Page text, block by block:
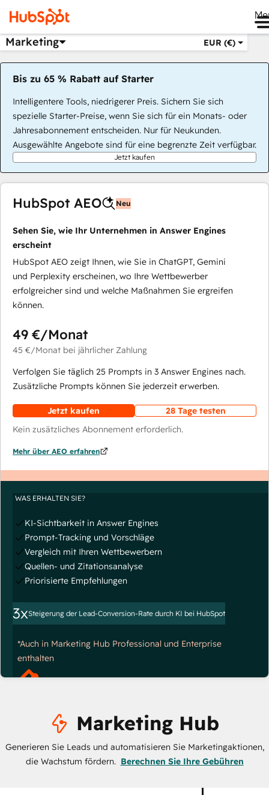
Marketing EUR (€)
Bis zu 65 % Rabatt auf Starter
Intelligentere Tools, niedrigerer Preis. Sichern Sie sich
spezielle Starter-Preise, wenn Sie sich für ein Monats- oder
Jahresabonnement entscheiden. Nur für Neukunden.
Ausgewählte Angebote sind für eine begrenzte Zeit verfügbar.
Jetzt kaufen
HubSpot AEO Neu
Sehen Sie, wie Ihr Unternehmen in Answer Engines
erscheint
HubSpot AEO zeigt Ihnen, wie Sie in ChatGPT, Gemini
und Perplexity erscheinen, wo Ihre Wettbewerber
erfolgreicher sind und welche Maßnahmen Sie ergreifen
können.
49 €/Monat
45 €/Monat bei jährlicher Zahlung
Verfolgen Sie täglich 25 Prompts in 3 Answer Engines nach.
Zusätzliche Prompts können Sie jederzeit erwerben.
Jetzt kaufen
28 Tage testen
Kein zusätzliches Abonnement erforderlich.
Mehr über AEO erfahren
WAS ERHALTEN SIE?
KI-Sichtbarkeit in Answer Engines
Prompt-Tracking und Vorschläge
Vergleich mit Ihren Wettbewerbern
Quellen- und Zitationsanalyse
Priorisierte Empfehlungen
3xSteigerung der Lead-Conversion-Rate durch KI bei HubSpot
*Auch in Marketing Hub Professional und Enterprise
enthalten
Marketing Hub
Generieren Sie Leads und automatisieren Sie Marketingaktionen,
die Wachstum fördern. Berechnen Sie Ihre Gebühren